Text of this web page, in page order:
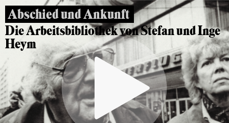
Abschied und Ankunft
Die Arbeitsbibliothek von Stefan und Inge
Heym